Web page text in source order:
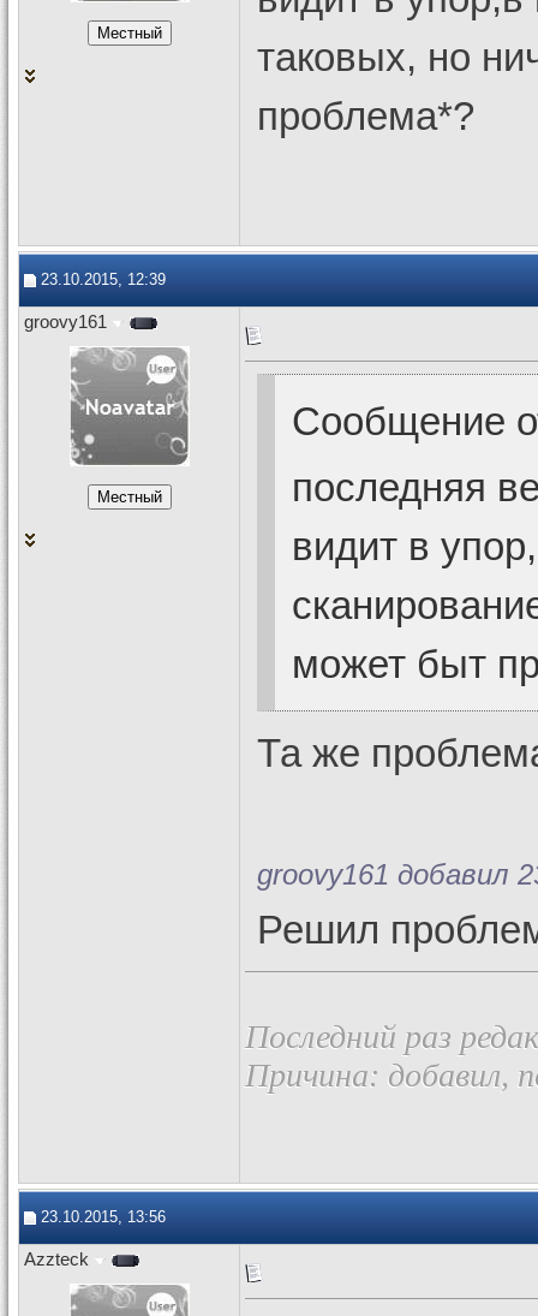
таковых, но
проблема*?
23.10.2015, 12:39
groovy161
Сообщение
последняя
видит в
может быт
Та же
groovy161 добавил
Решил
Последний раз
Причина: добавил,
23.10.2015, 13:56
Azzteck